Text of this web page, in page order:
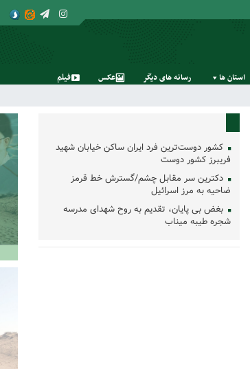
استان‌ ها رسانه‌ های‌ دیگر عکس فیلم
کشور دوست‌ترین فرد ایران ساکن خیابان شهید
فریبرز کشور دوست
دکترین سر مقابل چشم/گسترش خط قرمز
ضاحیه به مرز اسرائیل
بغض بی پایان، تقدیم به روح شهدای مدرسه
شجره طیبه میناب